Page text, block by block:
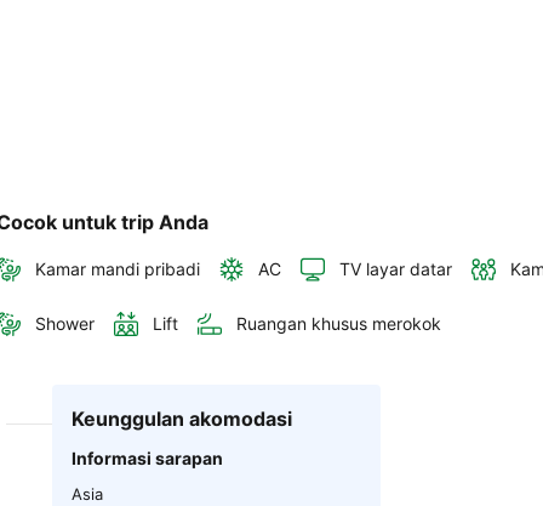
untuk trip Anda
Kamar mandi pribadi AC TV layar datar
Shower Lift Ruangan khusus merokok
Keunggulan akomodasi
Informasi sarapan
Asia